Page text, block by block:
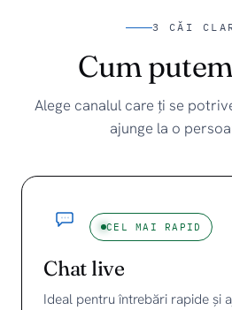
3 CĂI
Cum
Alege canalul care ți se
ajunge la o
CEL MAI RAPID
Chat live
Ideal pentru întrebări rapide și